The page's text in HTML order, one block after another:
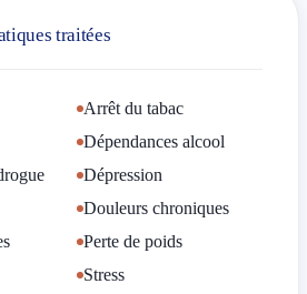
traitées
Arrêt du tabac
Dépendances alcool
Dépression
Douleurs chroniques
Perte de poids
Stress